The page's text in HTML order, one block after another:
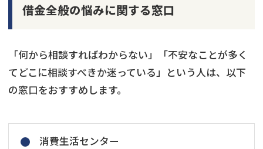
借金全般の悩みに関する窓口
「何から相談すればわからない」「不安なことが多く
てどこに相談すべきか迷っている」という人は、以下
の窓口をおすすめします。
消費生活センター